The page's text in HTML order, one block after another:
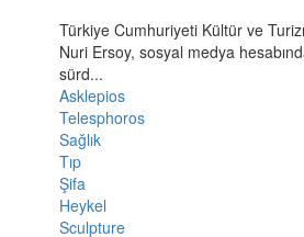
Türkiye Cumhuriyeti Kültür ve
Nuri Ersoy, sosyal medya
sürd...
Asklepios
Telesphoros
Sağlık
Tıp
Şifa
Heykel
Sculpture